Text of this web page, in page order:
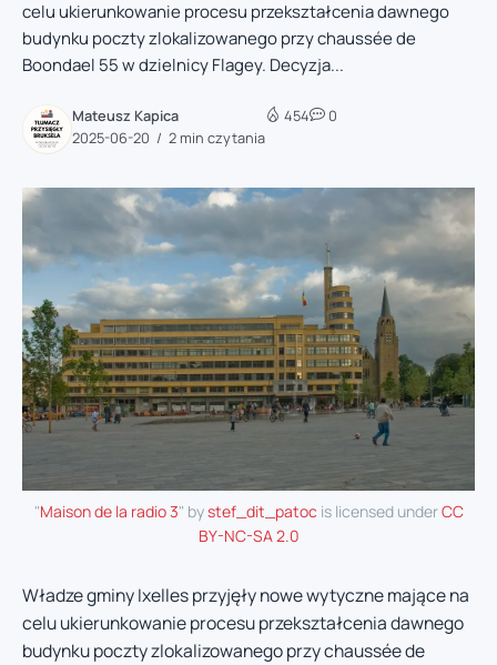
celu ukierunkowanie procesu przekształcenia dawnego
budynku poczty zlokalizowanego przy chaussée de
Boondael 55 w dzielnicy Flagey. Decyzja...
Mateusz Kapica
2025-06-20
2 min czytania
454 0
"Maison de la radio 3" bystef_dit_patoc is licensed underCC
BY-NC-SA 2.0
Władze gminy Ixelles przyjęły nowe wytyczne mające na
celu ukierunkowanie procesu przekształcenia dawnego
budynku poczty zlokalizowanego przy chaussée de